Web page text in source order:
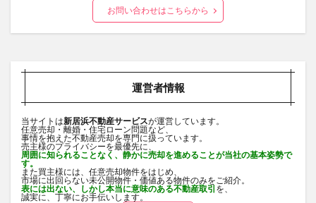
お問い合わせはこちらから
運営者情報
当サイトは新居浜不動産サービスが運営しています。
任意売却・離婚・住宅ローン問題など、
事情を抱えた不動産売却を専門に扱っています。
売主様のプライバシーを最優先に、
周囲に知られることなく、静かに売却を進めることが当社の基本姿勢で
す。
また買主様には、任意売却物件をはじめ、
市場に出回らない未公開物件・価値ある物件のみをご紹介。
表には出ない、しかし本当に意味のある不動産取引 を、
誠実に、丁寧にお手伝いします。